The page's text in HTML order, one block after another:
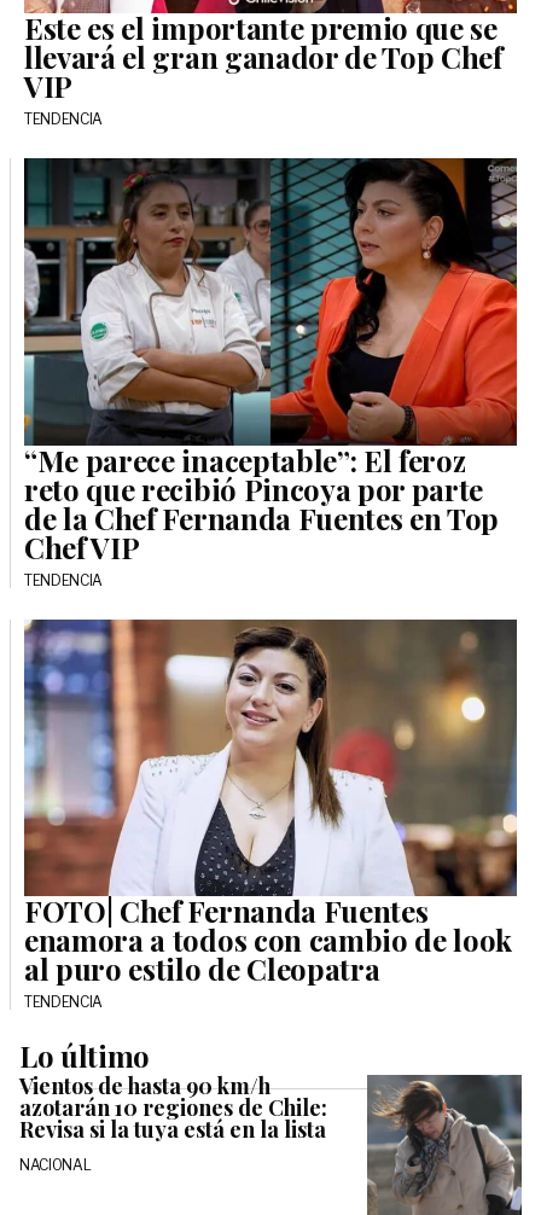
Este es el importante premio que se
llevará el gran ganador de Top Chef
VIP
TENDENCIA
“Me parece inaceptable”: El feroz
reto que recibió Pincoya por parte
de la Chef Fernanda Fuentes en Top
Chef VIP
TENDENCIA
FOTO| Chef Fernanda Fuentes
enamora a todos con cambio de look
al puro estilo de Cleopatra
TENDENCIA
Lo último
Vientos de hasta 90 km/h
azotarán 10 regiones de Chile:
Revisa si la tuya está en la lista
NACIONAL